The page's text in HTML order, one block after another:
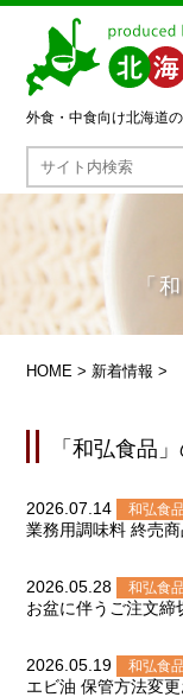
外食・中食向け北海道
「
HOME > 新着情報 >
「和弘食品
2026.07.14 和弘食品
業務用調味料 終売
2026.05.28 和弘食品
お盆に伴うご注文締
2026.05.19 和弘食品
エビ油 保管方法変